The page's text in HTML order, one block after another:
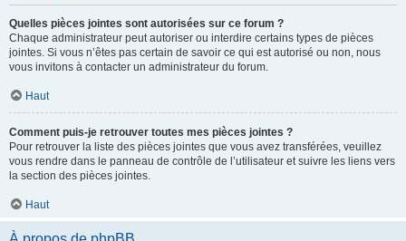
Quelles pièces jointes sont autorisées sur ce forum ?
Chaque administrateur peut autoriser ou interdire certains types de pièces
jointes. Si vous n’êtes pas certain de savoir ce qui est autorisé ou non, nous
vous invitons à contacter un administrateur du forum.
Haut
Comment puis-je retrouver toutes mes pièces jointes ?
Pour retrouver la liste des pièces jointes que vous avez transférées, veuillez
vous rendre dans le panneau de contrôle de l’utilisateur et suivre les liens vers
la section des pièces jointes.
Haut